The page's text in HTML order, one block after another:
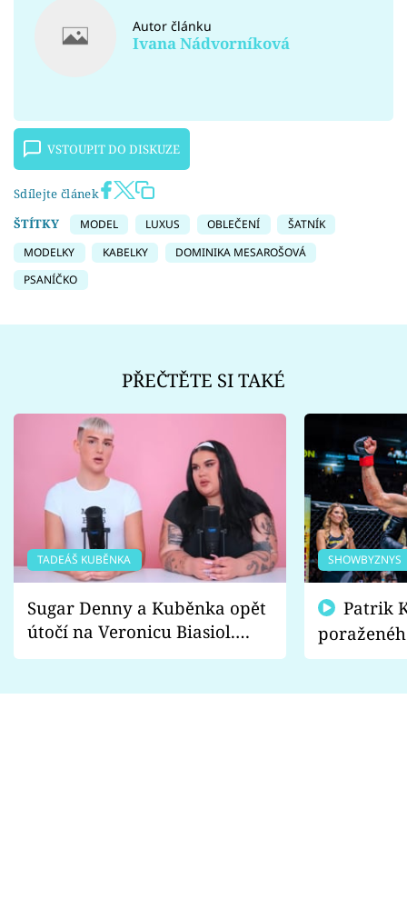
Autor článku
Ivana Nádvorníková
VSTOUPIT DO DISKUZE
Sdílejte článek
ŠTÍTKY
MODEL LUXUS OBLEČENÍ
ŠATNÍK
MODELKY
KABELKY
DOMINIKA MESAROŠOVÁ
PSANÍČKO
PŘEČTĚTE SI TAKÉ
TADEÁŠ KUBĚNKA
Sugar Denny a Kuběnka opět
útočí na Veronicu Biasiol.
Proč je podle nich falešná a
SHOWBYZNYS
fanoušci